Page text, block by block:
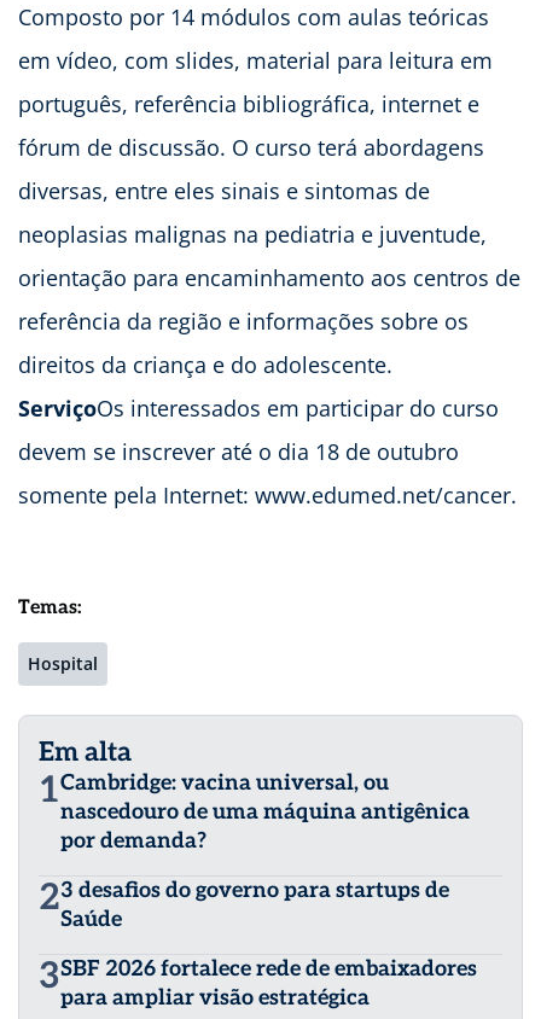
Composto por 14 módulos com aulas teóricas
em vídeo, com slides, material para leitura em
português, referência bibliográfica, internet e
fórum de discussão. O curso terá abordagens
diversas, entre eles sinais e sintomas de
neoplasias malignas na pediatria e juventude,
orientação para encaminhamento aos centros de
referência da região e informações sobre os
direitos da criança e do adolescente.
ServiçoOs interessados em participar do curso
devem se inscrever até o dia 18 de outubro
somente pela Internet: www.edumed.net/cancer.
Temas:
Hospital
Em alta
1Cambridge: vacina universal, ou
nascedouro de uma máquina antigênica
por demanda?
23 desafios do governo para startups de
Saúde
3SBF 2026 fortalece rede de embaixadores
para ampliar visão estratégica